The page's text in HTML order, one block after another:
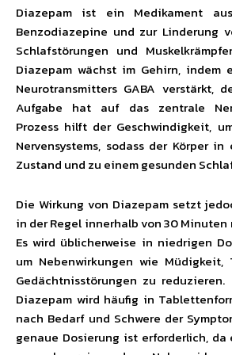
Diazepam ist ein Medikament
Benzodiazepine und zur Linderung
Schlafstörungen und
Diazepam wächst im Gehirn, indem
Neurotransmitters GABA verstärkt,
Aufgabe hat auf das zentrale
Prozess hilft der Geschwindigkeit,
Nervensystems, sodass der Körper
Zustand und zu einem gesunden
Die Wirkung von Diazepam setzt
in der Regel innerhalb von 30 Minuten
Es wird üblicherweise in niedrigen
um Nebenwirkungen wie Müdigkeit,
Gedächtnisstörungen zu
Diazepam wird häufig in
nach Bedarf und Schwere der
genaue Dosierung ist erforderlich,